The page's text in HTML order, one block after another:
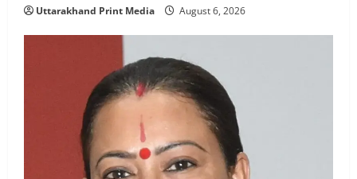
Uttarakhand Print Media August 6, 2026